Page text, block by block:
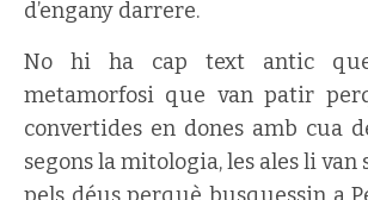
d’engany darrere.
No hi ha cap text antic
metamorfosi que van patir
convertides en dones amb cua
segons la mitologia, les ales li van
pels déus perquè busquessin a